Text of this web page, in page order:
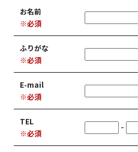
お名前
※必須
ふりがな
※必須
E-mail
※必須
TEL
※必須
-